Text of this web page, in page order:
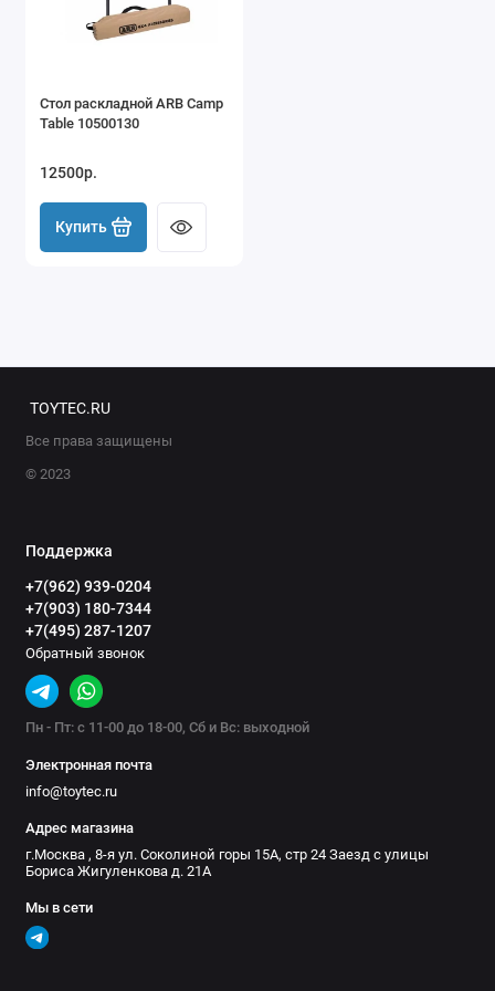
Мангалы, казаны и грили
Ножи и мультитулы
Палатки на крышу автомобиля
Палки треккинговые
Рюкзаки
Средства защиты от насекомых
Термобоксы
Туристическая посуда
Туристические аксессуары и
принадлежности
Туристические палатки
Туристические тенты
Стол раскладной ARB Camp
Table 10500130
12500р.
Купить
TOYTEC.RU
Все права защищены
© 2023
Поддержка
+7(962) 939-0204
+7(903) 180-7344
+7(495) 287-1207
Обратный звонок
Пн - Пт: с 11-00 до 18-00, Сб и Вс: выходной
Электронная почта
info@toytec.ru
Адрес магазина
г.Москва , 8-я ул. Соколиной горы 15А, стр 24 Заезд с улицы
Бориса Жигуленкова д. 21А
Мы в сети